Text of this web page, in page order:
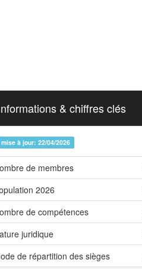
& chiffres clés
mise à jour: 22/04/2026
de membres
2026
de compétences
juridique
de répartition des sièges